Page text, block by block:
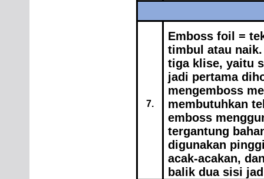
7.
Emboss foil =
timbul atau
tiga klise, yaitu
jadi pertama
mengemboss
membutuhkan
emboss
tergantung
digunakan
acak-acakan,
balik dua sisi